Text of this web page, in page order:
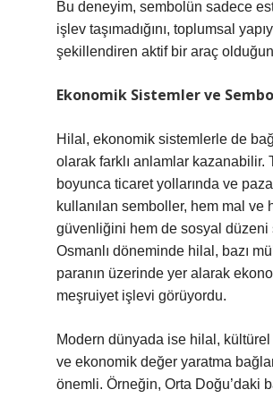
Bu deneyim, sembolün sadece
işlev taşımadığını, toplumsal
şekillendiren aktif bir araç
Ekonomik Sistemler ve
Hilal, ekonomik sistemlerle de
olarak farklı anlamlar kazanabilir.
boyunca ticaret yollarında ve
kullanılan semboller, hem mal ve
güvenliğini hem de sosyal düzeni
Osmanlı döneminde hilal, bazı
paranın üzerinde yer alarak
meşruiyet işlevi görüyordu.
Modern dünyada ise hilal,
ve ekonomik değer yaratma
önemli. Örneğin, Orta Doğu’daki